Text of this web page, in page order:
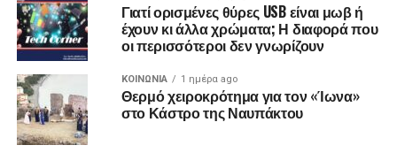
Γιατί ορισμένες θύρες USB είναι μωβ ή
έχουν κι άλλα χρώματα; Η διαφορά που
οι περισσότεροι δεν γνωρίζουν
ΚΟΙΝΩΝΙΑ 1 ημέρα ago
Θερμό χειροκρότημα για τον «Ίωνα»
στο Κάστρο της Ναυπάκτου